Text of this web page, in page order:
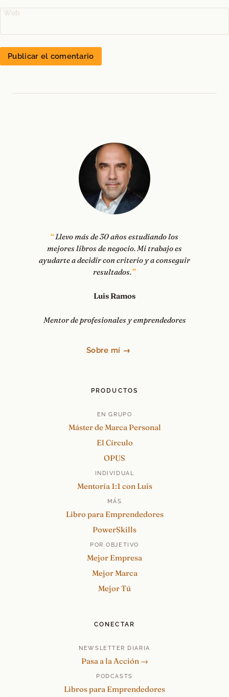
Web
Llevo más de 30 años estudiando los
mejores libros de negocio. Mi trabajo es
ayudarte a decidir con criterio y a conseguir
resultados.
Luis Ramos
Mentor de profesionales y emprendedores
Sobre mí →
PRODUCTOS
EN GRUPO
Máster de Marca Personal
El Círculo
OPUS
INDIVIDUAL
Mentoría 1:1 con Luis
MÁS
Libro para Emprendedores
PowerSkills
POR OBJETIVO
Mejor Empresa
Mejor Marca
Mejor Tú
CONECTAR
NEWSLETTER DIARIA
Pasa a la Acción →
PODCASTS
Libros para Emprendedores